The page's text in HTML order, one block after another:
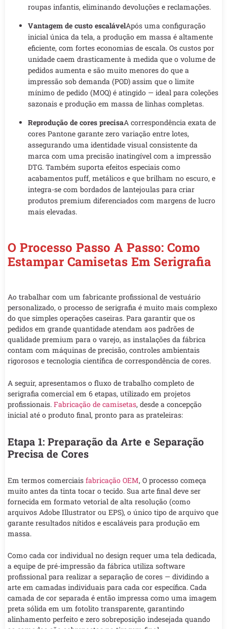
roupas infantis, eliminando devoluções e reclamações.
Vantagem de custo escalávelApós uma configuração
inicial única da tela, a produção em massa é altamente
eficiente, com fortes economias de escala. Os custos por
unidade caem drasticamente à medida que o volume de
pedidos aumenta e são muito menores do que a
impressão sob demanda (POD) assim que o limite
mínimo de pedido (MOQ) é atingido — ideal para coleções
sazonais e produção em massa de linhas completas.
Reprodução de cores precisaA correspondência exata de
cores Pantone garante zero variação entre lotes,
assegurando uma identidade visual consistente da
marca com uma precisão inatingível com a impressão
DTG. Também suporta efeitos especiais como
acabamentos puff, metálicos e que brilham no escuro, e
integra-se com bordados de lantejoulas para criar
produtos premium diferenciados com margens de lucro
mais elevadas.
O Processo Passo A Passo: Como
Estampar Camisetas Em Serigrafia
Ao trabalhar com um fabricante profissional de vestuário
personalizado, o processo de serigrafia é muito mais complexo
do que simples operações caseiras. Para garantir que os
pedidos em grande quantidade atendam aos padrões de
qualidade premium para o varejo, as instalações da fábrica
contam com máquinas de precisão, controles ambientais
rigorosos e tecnologia científica de correspondência de cores.
A seguir, apresentamos o fluxo de trabalho completo de
serigrafia comercial em 6 etapas, utilizado em projetos
profissionais. Fabricação de camisetas, desde a concepção
inicial até o produto final, pronto para as prateleiras:
Etapa 1: Preparação da Arte e Separação
Precisa de Cores
Em termos comerciais fabricação OEM, O processo começa
muito antes da tinta tocar o tecido. Sua arte final deve ser
fornecida em formato vetorial de alta resolução (como
arquivos Adobe Illustrator ou EPS), o único tipo de arquivo que
garante resultados nítidos e escaláveis para produção em
massa.
Como cada cor individual no design requer uma tela dedicada,
a equipe de pré-impressão da fábrica utiliza software
profissional para realizar a separação de cores — dividindo a
arte em camadas individuais para cada cor específica. Cada
camada de cor separada é então impressa como uma imagem
preta sólida em um fotolito transparente, garantindo
alinhamento perfeito e zero sobreposição indesejada quando